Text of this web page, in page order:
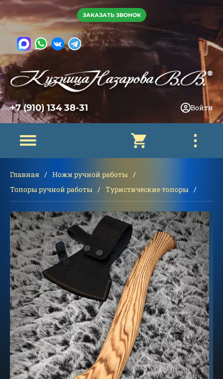
ЗАКАЗАТЬ ЗВОНОК
+7 (910) 134 38-31 Войти
Главная
Ножи ручной работы
Топоры ручной работы
Туристические топоры